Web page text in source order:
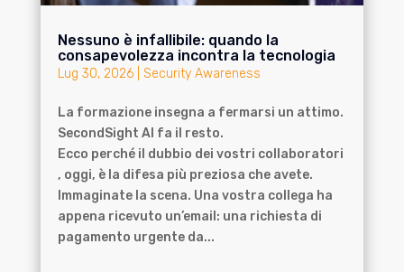
Nessuno è infallibile: quando la
consapevolezza incontra la tecnologia
Lug 30, 2026| Security Awareness
La formazione insegna a fermarsi un attimo.
SecondSight AI fa il resto.
Ecco perché il dubbio dei vostri collaboratori
, oggi, è la difesa più preziosa che avete.
Immaginate la scena. Una vostra collega ha
appena ricevuto un’email: una richiesta di
pagamento urgente da...